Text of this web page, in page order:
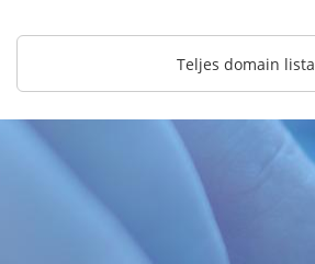
Teljes domain lista